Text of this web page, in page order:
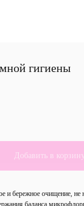
гигиены
Добавить в корзину
и бережное очищение,